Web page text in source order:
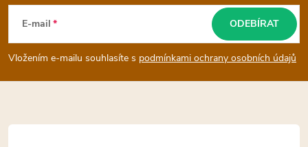
p
a
t
E-mail
Vložením e-mailu souhlasíte s podmínkami ochrany osobních údajů
ODEBÍRAT